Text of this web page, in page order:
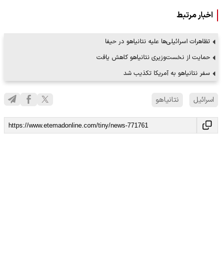
اخبار مرتبط
تظاهرات اسرائیلی‌ها علیه نتانیاهو در حیفا
حمایت از نخست‌وزیری نتانیاهو کاهش یافت
سفر نتانیاهو به آمریکا تکذیب شد
اسرائیل نتانیاهو